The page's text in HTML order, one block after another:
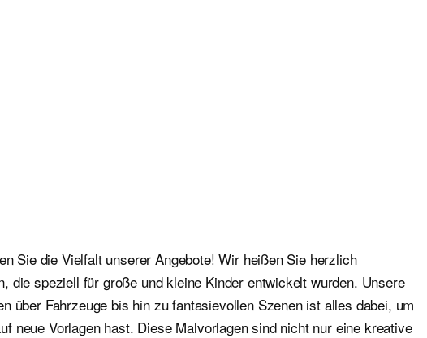
Sie die Vielfalt unserer Angebote! Wir heißen Sie herzlich
die speziell für große und kleine Kinder entwickelt wurden. Unsere
über Fahrzeuge bis hin zu fantasievollen Szenen ist alles dabei, um
neue Vorlagen hast. Diese Malvorlagen sind nicht nur eine kreative